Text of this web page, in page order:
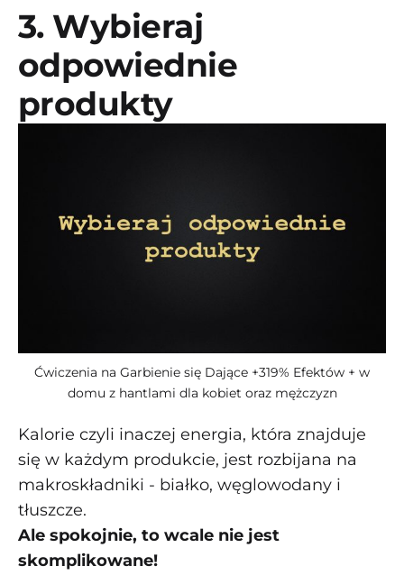
3. Wybieraj
odpowiednie
produkty
Ćwiczenia na Garbienie się Dające +319% Efektów + w
domu z hantlami dla kobiet oraz mężczyzn
Kalorie czyli inaczej energia, która znajduje
się w każdym produkcie, jest rozbijana na
makroskładniki - białko, węglowodany i
tłuszcze.
Ale spokojnie, to wcale nie jest
skomplikowane!